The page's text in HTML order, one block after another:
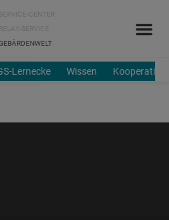
SERVICE-CENTER
RELAY-SERVICE
Lernecke Wissen